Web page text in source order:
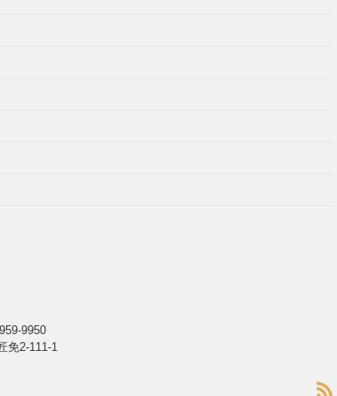
9950
免2-111-1